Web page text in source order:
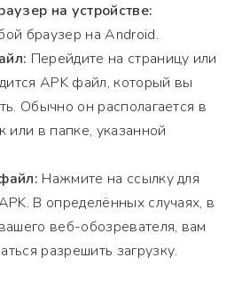
на устройстве:
браузер на Android.
Перейдите на страницу или
APK файл, который вы
Обычно он располагается в
или в папке, указанной
Нажмите на ссылку для
В определённых случаях, в
веб-обозревателя, вам
разрешить загрузку.